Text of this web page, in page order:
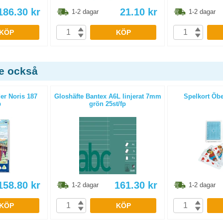
kr
KÖP
1-2 dagar 21.10 kr
KÖP
1-2 dagar
också
Noris 187
kr
KÖP
Gloshäfte Bantex A6L linjerat 7mm
grön 25st/fp
1-2 dagar 161.30 kr
KÖP
Spelkort
1-2 dagar